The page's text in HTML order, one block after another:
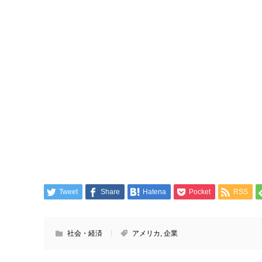
Tweet Share Hatena Pocket RSS
社会・経済 アメリカ 企業